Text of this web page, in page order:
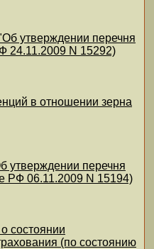
утверждении перечня
24.11.2009 N 15292)
в отношении зерна
утверждении перечня
РФ 06.11.2009 N 15194)
состоянии
(по состоянию